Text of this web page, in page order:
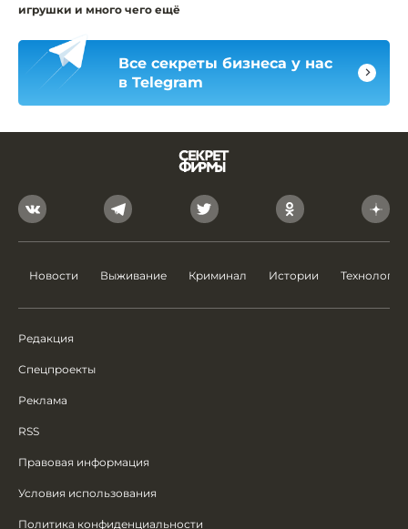
игрушки и много чего ещё
Все секреты бизнеса у нас
в Telegram
Новости Выживание Криминал Истории Технологии
Редакция
Спецпроекты
Реклама
RSS
Правовая информация
Условия использования
Политика конфиденциальности